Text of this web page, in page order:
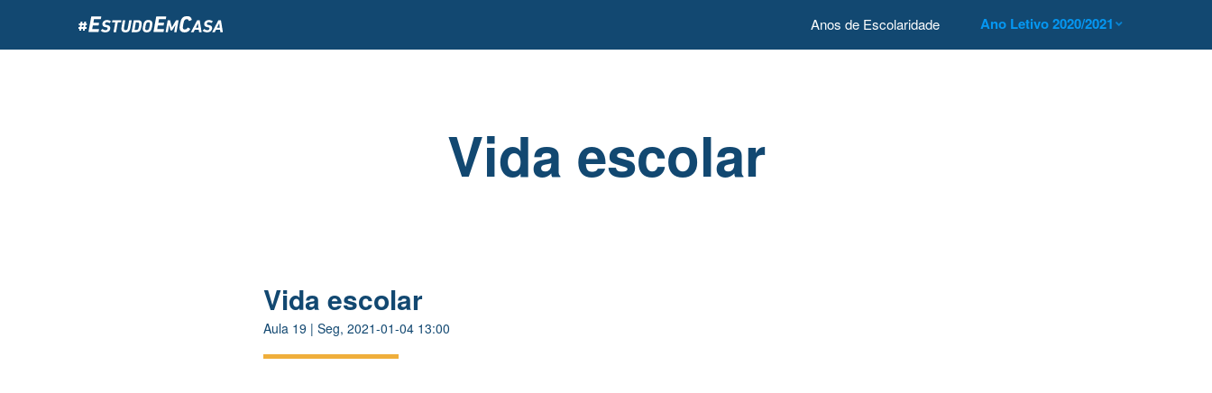
o
Anos de Escolaridade Ano Letivo 2020/2021
Vida escolar
Vida escolar
Aula 19 | Seg, 2021-01-04 13:00